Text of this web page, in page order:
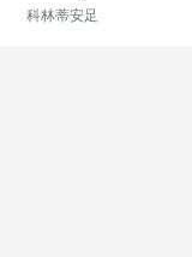
科林蒂安足